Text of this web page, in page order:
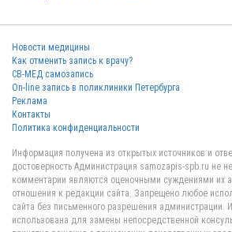
Новости медицины
Как отменить запись к врачу?
СВ-МЕД самозапись
On-line запись в поликлиники Петербурга
Реклама
Контакты
Политика конфиденциальности
Информация получена из открытых источников и
достоверность Администрация samozapis-spb.ru не
комментарии являются оценочными суждениями их
отношения к редакции сайта. Запрещено любое
сайта без письменного разрешения
использована для замены непосредственной